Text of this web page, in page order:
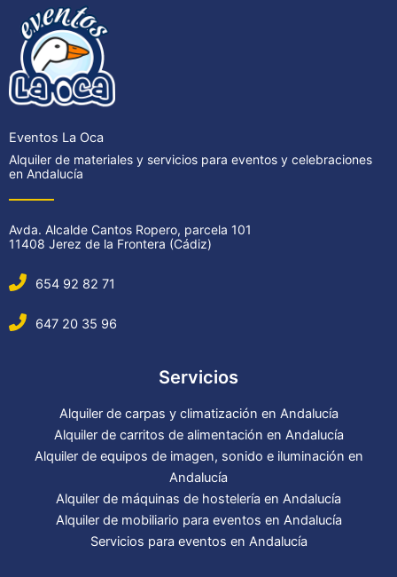
Eventos La Oca
Alquiler de materiales y servicios para eventos y celebraciones
en Andalucía
Avda. Alcalde Cantos Ropero, parcela 101
11408 Jerez de la Frontera (Cádiz)
654 92 82 71
647 20 35 96
Servicios
Alquiler de carpas y climatización en Andalucía
Alquiler de carritos de alimentación en Andalucía
Alquiler de equipos de imagen, sonido e iluminación en
Andalucía
Alquiler de máquinas de hostelería en Andalucía
Alquiler de mobiliario para eventos en Andalucía
Servicios para eventos en Andalucía